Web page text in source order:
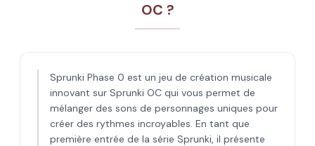
OC ?
Sprunki Phase 0 est un jeu de création musicale
innovant sur Sprunki OC qui vous permet de
mélanger des sons de personnages uniques pour
créer des rythmes incroyables. En tant que
première entrée de la série Sprunki, il présente